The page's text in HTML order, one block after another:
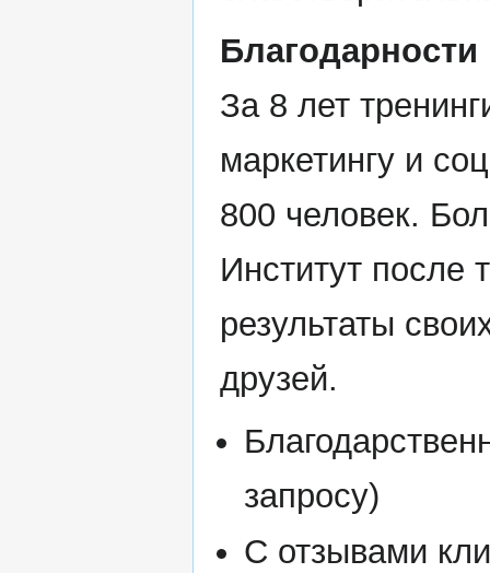
Благодарности
За 8 лет
маркетингу и
800 человек.
Институт после
результаты
друзей.
запросу)
С отзывами